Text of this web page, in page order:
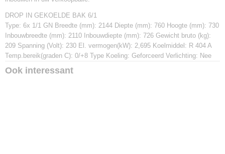
DROP IN GEKOELDE BAK 6/1
Type: 6x 1/1 GN Breedte (mm): 2144 Diepte (mm): 760 Hoogte (mm): 730
Inbouwbreedte (mm): 2110 Inbouwdiepte (mm): 726 Gewicht bruto (kg):
209 Spanning (Volt): 230 El. vermogen(kW): 2,695 Koelmiddel: R 404 A
Temp.bereik(graden C): 0/+8 Type Koeling: Geforceerd Verlichting: Nee
Ook interessant